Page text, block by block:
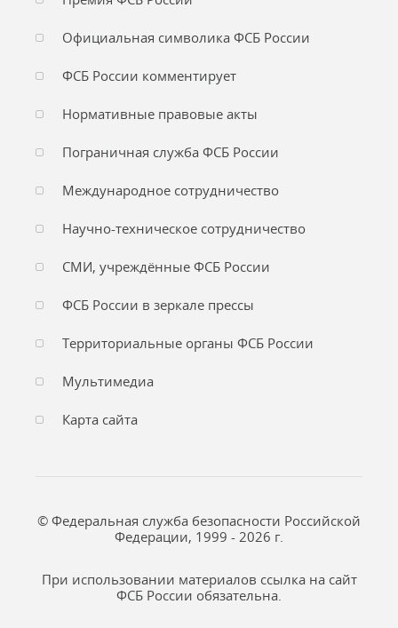
Официальная символика ФСБ России
ФСБ России комментирует
Нормативные правовые акты
Пограничная служба ФСБ России
Международное сотрудничество
Научно-техническое сотрудничество
СМИ, учреждённые ФСБ России
ФСБ России в зеркале прессы
Территориальные органы ФСБ России
Мультимедиа
Карта сайта
© Федеральная служба безопасности Российской
Федерации, 1999 - 2026 г.
При использовании материалов ссылка на сайт
ФСБ России обязательна.